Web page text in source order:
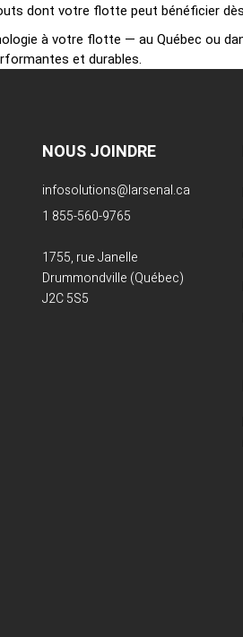
dont votre flotte peut bénéficier
à votre flotte — au Québec ou
et durables.
NOUS JOINDRE
infosolutions@larsenal.ca
1 855-560-9765
1755, rue Janelle
Drummondville (Québec)
J2C 5S5